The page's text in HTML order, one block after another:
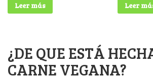
Leer más Leer
¿DE QUE ESTÁ
CARNE VEGANA?